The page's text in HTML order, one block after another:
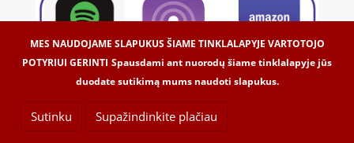
MES NAUDOJAME SLAPUKUS ŠIAME TINKLALAPYJE VARTOTOJO
POTYRIUI GERINTI Spausdami ant nuorodų šiame tinklalapyje jūs
duodate sutikimą mums naudoti slapukus.
Sutinku Supažindinkite plačiau